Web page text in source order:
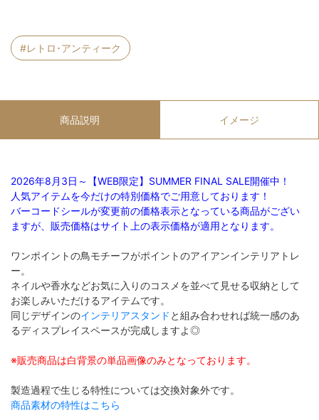
#レトロ･アンティーク
商品説明 イメージ
2026年8月3日～【WEB限定】SUMMER FINAL SALE開催中！
人気アイテムを今だけの特別価格でご用意しております！
バーコードシールが変更前の価格表示となっている商品がござい
ますが、販売価格はサイト上の表示価格が適用となります。
ワンポイントの鳥モチーフがポイントのアイアンインテリアトレ
ー。
ネイルや香水などお気に入りのコスメを並べて見せる収納として
お楽しみいただけるアイテムです。
同じデザインのインテリアスタンド と組み合わせれば統一感のあ
るディスプレイスペースが完成しますよ◎
※販売商品は白背景の単品画像のみとなっております。
製造過程で生じる特性については交換対象外です。
商品素材の特性はこちら